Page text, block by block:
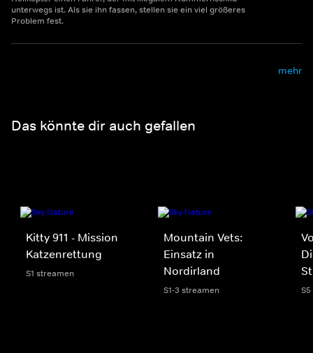
unterwegs ist. Als sie ihn fassen, stellen sie ein viel größeres
Problem fest.
mehr
Das könnte dir auch gefallen
Kitty 911 - Mission
Katzenrettung
S1 streamen
Mountain Vets:
Einsatz in
Nordirland
S1-3 streamen